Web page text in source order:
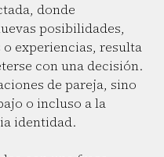
donde
posibilidades,
experiencias, resulta
con una decisión.
de pareja, sino
o incluso a la
identidad.